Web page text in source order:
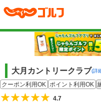
大月カントリークラブ(詳
クーポン利用OK ポイント利用OK
4.7